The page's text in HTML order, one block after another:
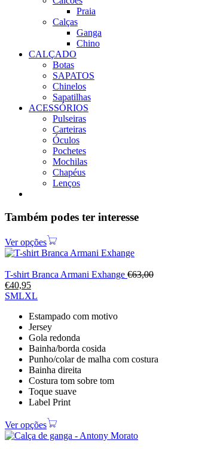
Praia
Calças
Ganga
Chino
CALÇADO
Botas
SAPATOS
Chinelos
Sapatilhas
ACESSÓRIOS
Pulseiras
Carteiras
Óculos
Pochetes
Mochilas
Chapéus
Lenços
Também podes ter interesse
Ver opções
T-shirt Branca Armani Exhange €63,00
€40,95
SMLXL
Estampado com motivo
Jersey
Gola redonda
Bainha/borda cosida
Punho/colar de malha com costura
Bainha direita
Costura tom sobre tom
Toque suave
Label Print
Ver opções